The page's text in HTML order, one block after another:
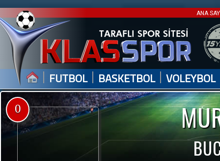
ANA
| FUTBOL | BASKETBOL | VOLEYBOL
0